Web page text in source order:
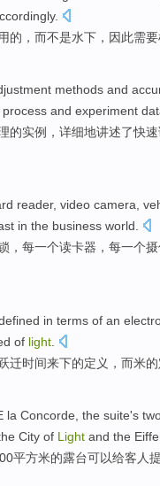
.
的， 而不是水下 ， 因此需
methods and
and experiment
的实例，详细地讲述了快速
reader, video camera,
in the business world.
，每一个读卡器 ，每一个
in terms of an
of light
迁时间来下的定义 ，而米
la Concorde the suite's
City of Light and the
平方米的露台可以给客人